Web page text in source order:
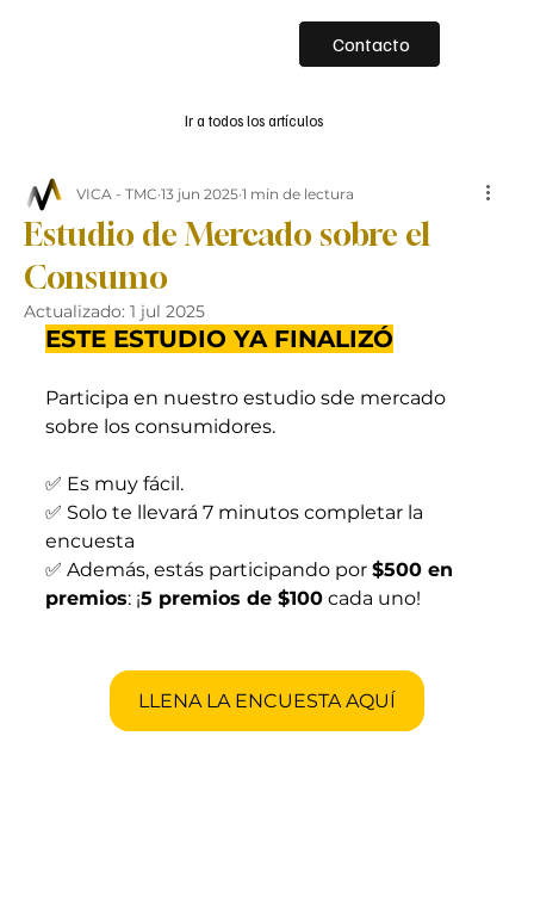
Contacto
Ir a todos los artículos
Estudio de Mercado sobre el
Consumo
VICA - TMC 13 jun 2025 1 min de lectura
Actualizado: 1 jul 2025
ESTE ESTUDIO YA FINALIZÓ
Participa en nuestro estudio sde mercado
sobre los consumidores.
✅ Es muy fácil.
✅ Solo te llevará 7 minutos completar la
encuesta
✅ Además, estás participando por $500 en
premios: ¡5 premios de $100 cada uno!
LLENA LA ENCUESTA AQUÍ